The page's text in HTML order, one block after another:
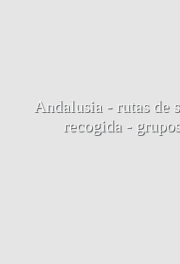
Andalusia - rutas de
recogida -